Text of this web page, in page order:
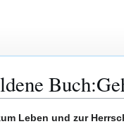
Leben und zur